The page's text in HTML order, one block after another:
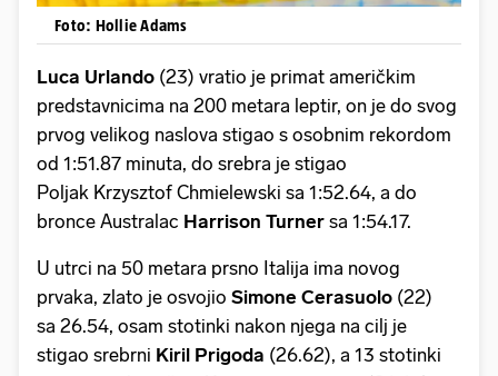
Foto: Hollie Adams
Luca Urlando (23) vratio je primat američkim
predstavnicima na 200 metara leptir, on je do svog
prvog velikog naslova stigao s osobnim rekordom
od 1:51.87 minuta, do srebra je stigao
Poljak Krzysztof Chmielewski sa 1:52.64, a do
bronce Australac Harrison Turner sa 1:54.17.
U utrci na 50 metara prsno Italija ima novog
prvaka, zlato je osvojio Simone Cerasuolo (22)
sa 26.54, osam stotinki nakon njega na cilj je
stigao srebrni Kiril Prigoda (26.62), a 13 stotinki